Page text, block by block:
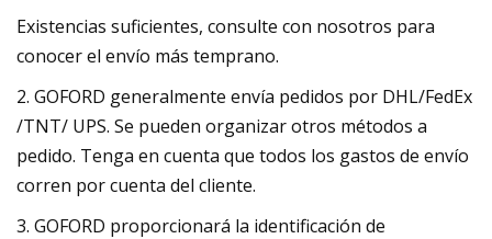
Existencias suficientes, consulte con nosotros para
conocer el envío más temprano.
2. GOFORD generalmente envía pedidos por DHL/FedEx
/TNT/ UPS. Se pueden organizar otros métodos a
pedido. Tenga en cuenta que todos los gastos de envío
corren por cuenta del cliente.
3. GOFORD proporcionará la identificación de